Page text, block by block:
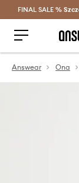
FINAL SALE %
Answear Ona